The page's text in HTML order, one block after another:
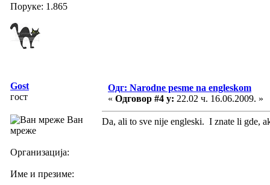
Поруке: 1.865
Gost
гост
Ван
мреже
Организација:
Име и презиме:
Одг: Narodne pesme na engleskom
« Одговор #4 у: 22.02 ч. 16.06.2009. »
Da, ali to sve nije engleski. I znate li gde,